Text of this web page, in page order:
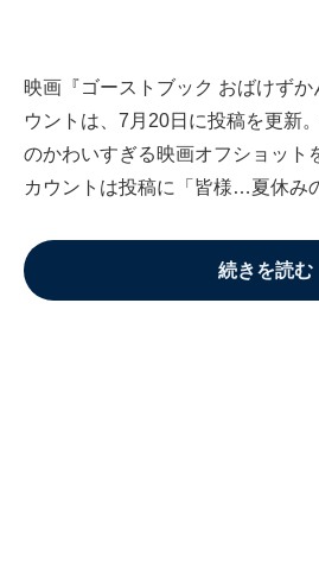
映画『ゴーストブック おばけず
ウントは、7月20日に投稿を更新
のかわいすぎる映画オフショット
カウントは投稿に「皆様…夏休み
続きを読む